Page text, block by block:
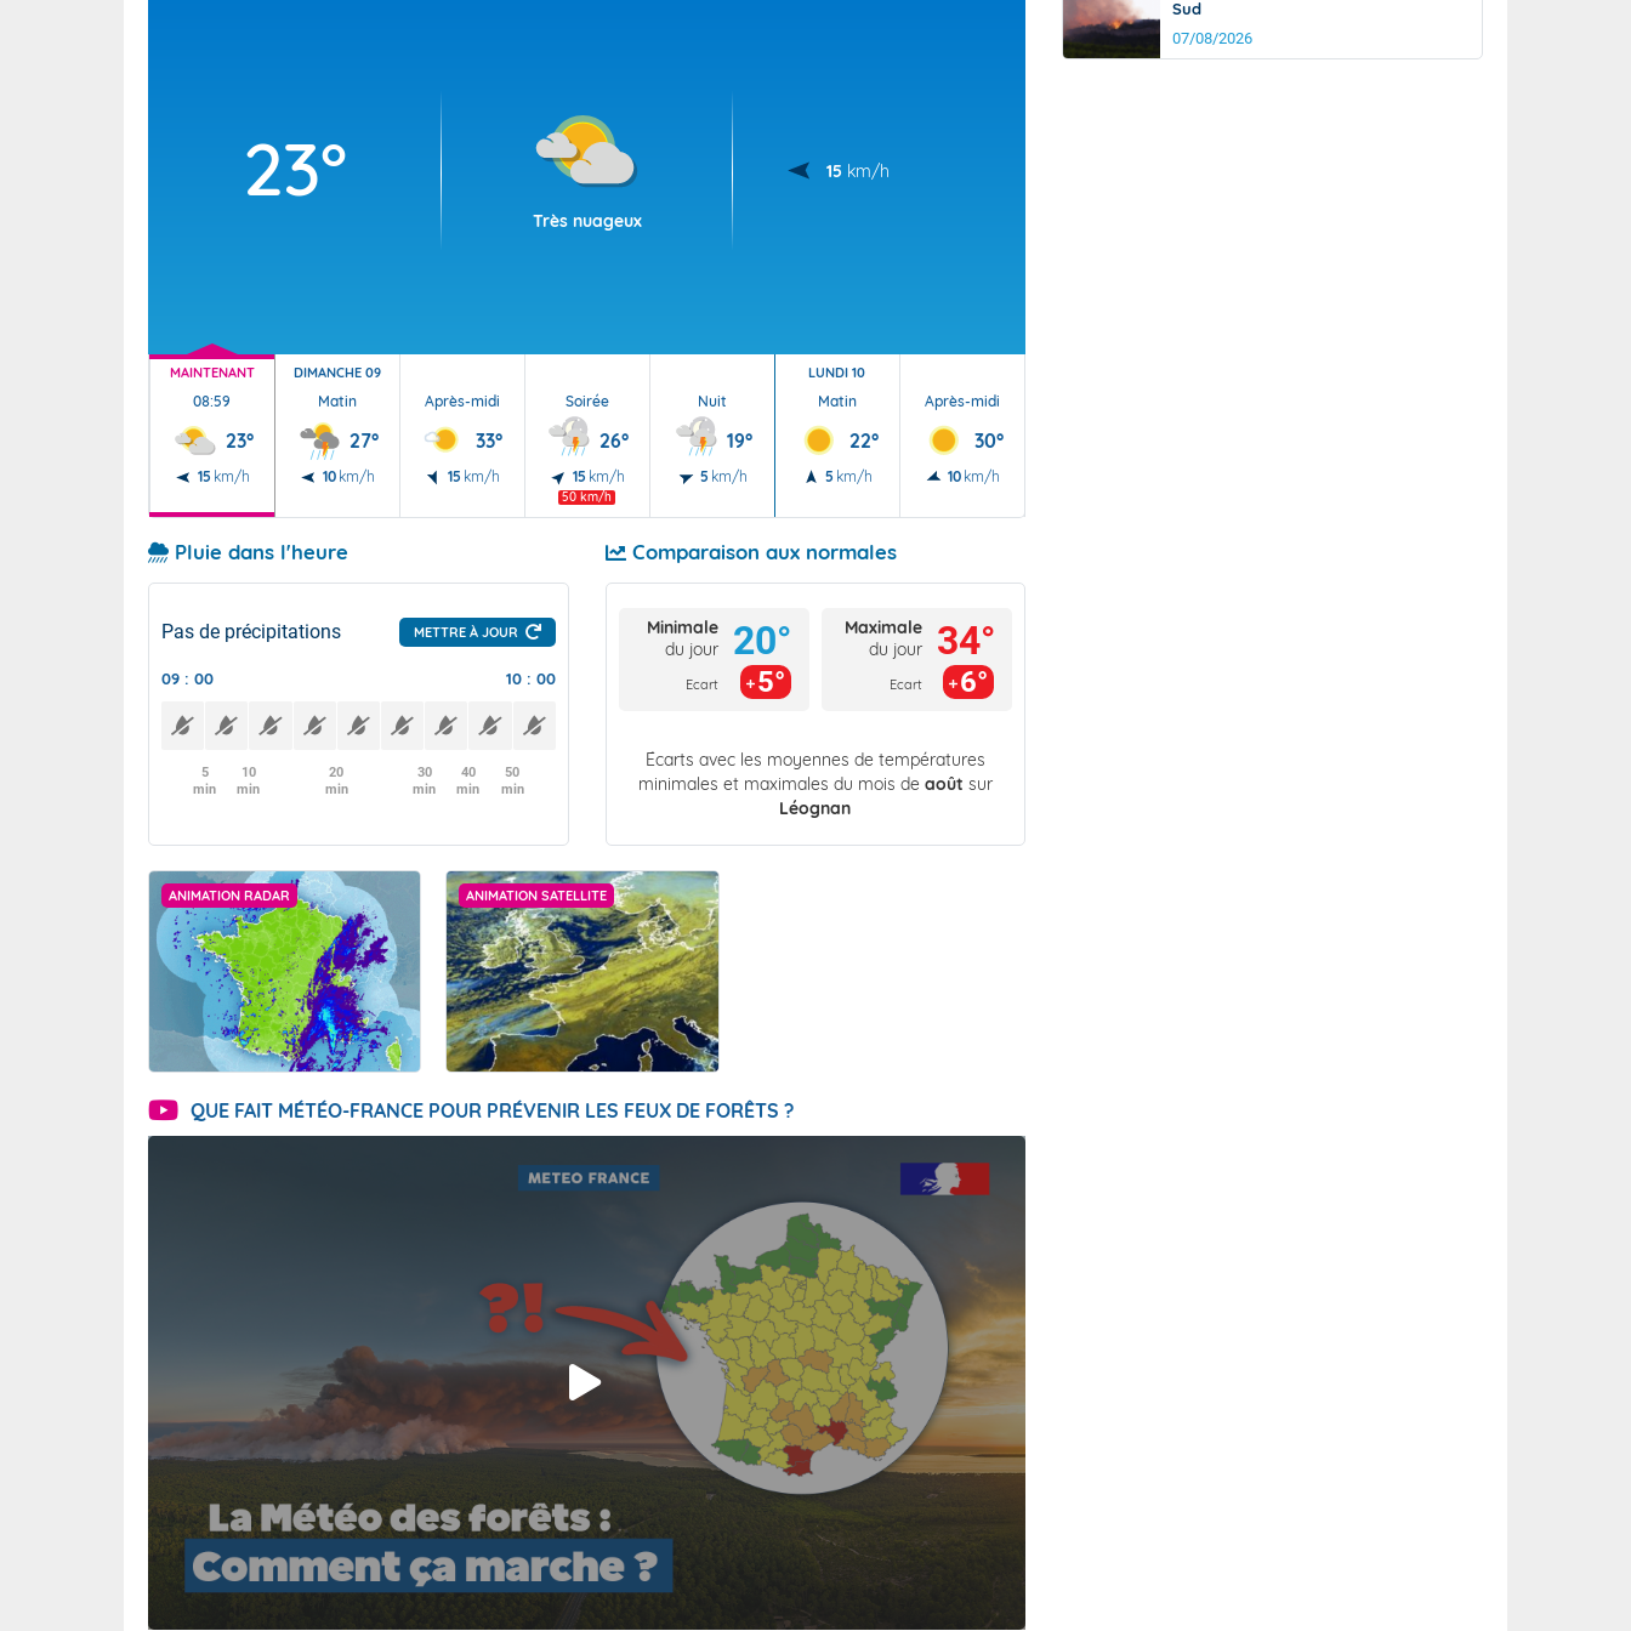
23°
Très nuageux
15 km/h
MAINTENANT
08:59
23°
15 km/h
DIMANCHE 09
Matin
27°
10 km/h
Après-midi
33°
15 km/h
Soirée
26°
15 km/h
50 km/h
Nuit
19°
5 km/h
LUNDI 10
Matin
22°
5 km/h
Après-midi
30°
10 km/h
Pluie dans l'heure
Pas de précipitations METTRE À JOUR
09 : 00 10 : 00
5
min
10
min
20
min
30
min
40
min
50
min
Comparaison aux normales
Minimale
du jour
Ecart
20°
5°
Maximale
du jour
Ecart
34°
6°
Écarts avec les moyennes de températures
minimales et maximales du mois de août sur
Léognan
ANIMATION RADAR ANIMATION SATELLITE
QUE FAIT MÉTÉO-FRANCE POUR PRÉVENIR LES FEUX DE FORÊTS ?
Sud
07/08/2026